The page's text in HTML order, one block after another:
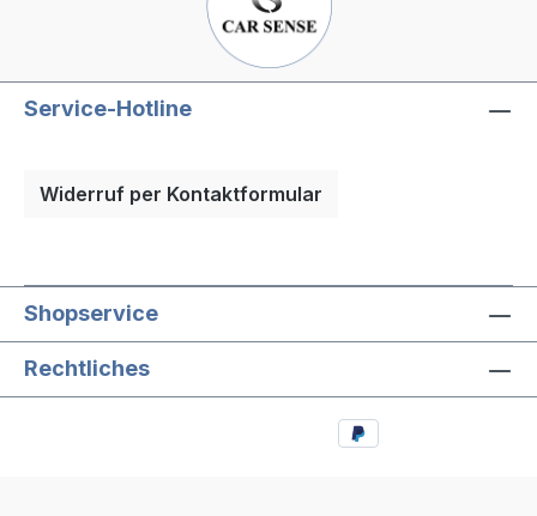
Service-Hotline
Widerruf per Kontaktformular
Shopservice
Rechtliches